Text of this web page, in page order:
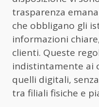
trasparenza
che obbligano gli
informazioni
clienti. Queste
indistintamente ai
quelli digitali,
tra filiali fisiche e